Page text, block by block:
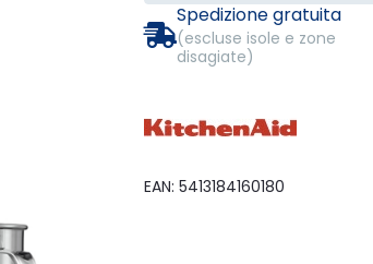
Spedizione gratuita
(escluse isole e zone
disagiate)
EAN: 5413184160180